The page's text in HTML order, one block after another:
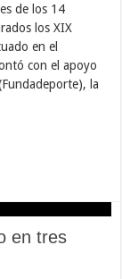
de los 14
los XIX
en el
con el apoyo
la
en tres